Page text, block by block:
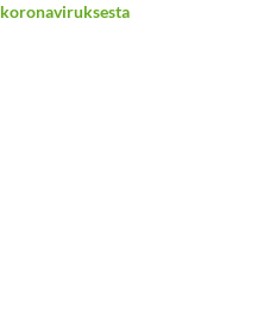
koronaviruksesta